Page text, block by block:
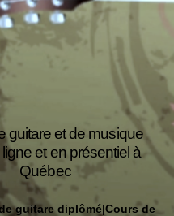
guitare et de musique
et en présentiel à
Québec
guitare diplômé|Cours de